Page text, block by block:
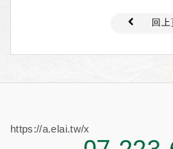
回上
https://a.elai.tw/x